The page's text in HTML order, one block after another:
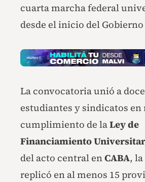
cuarta marcha federal
desde el inicio del Gobierno
La convocatoria unió a
estudiantes y sindicatos en
cumplimiento de laLey de
Financiamiento
del acto central enCABA,
replicó en al menos 15